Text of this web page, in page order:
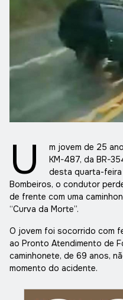
U
m jovem de 25
KM-487, da BR-
desta quarta-feira
Bombeiros, o condutor
de frente com uma
“Curva da Morte”.
O jovem foi socorrido com
ao Pronto Atendimento de
caminhonete, de 69 anos,
momento do acidente.